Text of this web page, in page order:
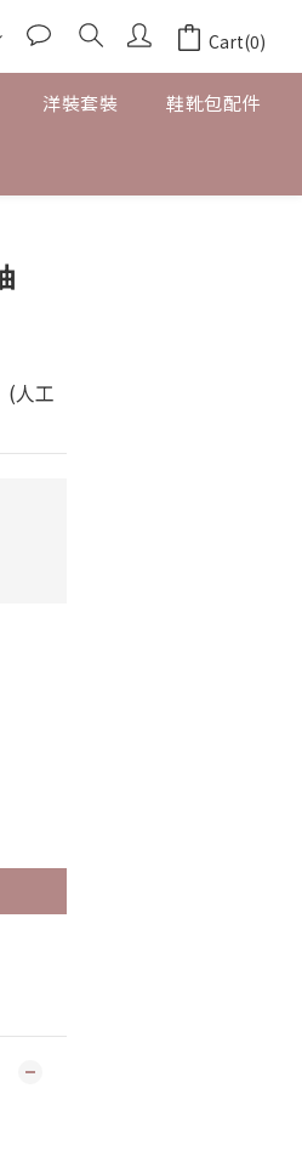
Cart(0)
洋裝套裝 鞋靴包配件
(人工